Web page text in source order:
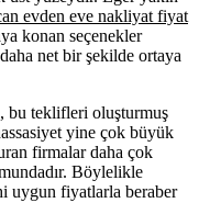
evden eve nakliyat fiyat
konan seçenekler
net bir şekilde ortaya
bu teklifleri oluşturmuş
yine çok büyük
firmalar daha çok
Böylelikle
uygun fiyatlarla beraber